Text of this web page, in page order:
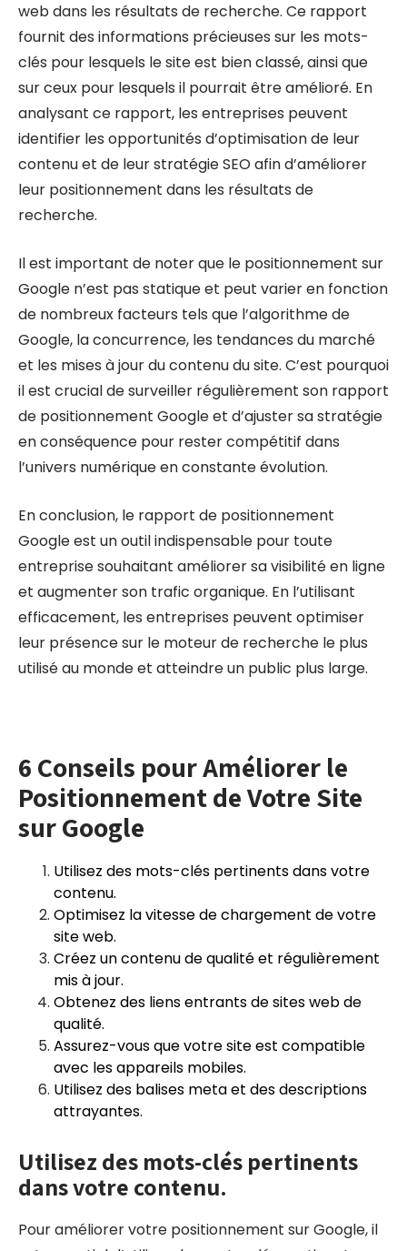
web dans les résultats de recherche. Ce rapport
fournit des informations précieuses sur les mots-
clés pour lesquels le site est bien classé, ainsi que
sur ceux pour lesquels il pourrait être amélioré. En
analysant ce rapport, les entreprises peuvent
identifier les opportunités d’optimisation de leur
contenu et de leur stratégie SEO afin d’améliorer
leur positionnement dans les résultats de
recherche.
Il est important de noter que le positionnement sur
Google n’est pas statique et peut varier en fonction
de nombreux facteurs tels que l’algorithme de
Google, la concurrence, les tendances du marché
et les mises à jour du contenu du site. C’est pourquoi
il est crucial de surveiller régulièrement son rapport
de positionnement Google et d’ajuster sa stratégie
en conséquence pour rester compétitif dans
l’univers numérique en constante évolution.
En conclusion, le rapport de positionnement
Google est un outil indispensable pour toute
entreprise souhaitant améliorer sa visibilité en ligne
et augmenter son trafic organique. En l’utilisant
efficacement, les entreprises peuvent optimiser
leur présence sur le moteur de recherche le plus
utilisé au monde et atteindre un public plus large.
6 Conseils pour Améliorer le
Positionnement de Votre Site
sur Google
Utilisez des mots-clés pertinents dans votre
contenu.
Optimisez la vitesse de chargement de votre
site web.
Créez un contenu de qualité et régulièrement
mis à jour.
Obtenez des liens entrants de sites web de
qualité.
Assurez-vous que votre site est compatible
avec les appareils mobiles.
Utilisez des balises meta et des descriptions
attrayantes.
Utilisez des mots-clés pertinents
dans votre contenu.
Pour améliorer votre positionnement sur Google, il